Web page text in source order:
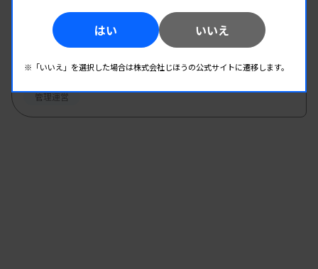
08.17（月）-2026.08.17（月）
多職種公開講座 手話講習会2026
開催場所 : 大阪府
管理運営
はい いいえ
※「いいえ」を選択した場合は株式会社じほうの公式サイトに遷移します。